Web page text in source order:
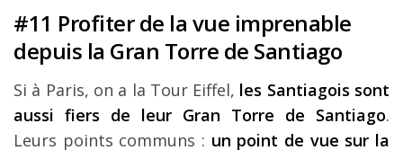
#11 Profiter de la vue imprenable
depuis la Gran Torre de Santiago
Si à Paris, on a la Tour Eiffel, les Santiagois sont
aussi fiers de leur Gran Torre de Santiago.
Leurs points communs : un point de vue sur la